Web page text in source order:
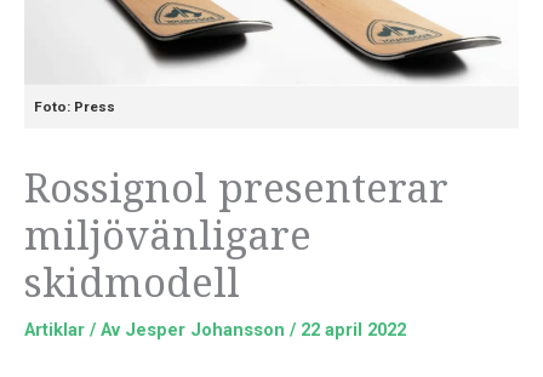
Foto: Press
Rossignol presenterar
miljövänligare
skidmodell
Artiklar / Av Jesper Johansson / 22 april 2022